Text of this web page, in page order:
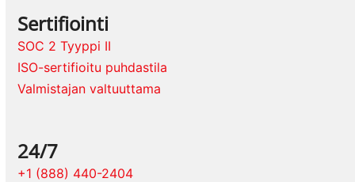
Sertifiointi
SOC 2 Tyyppi II
ISO-sertifioitu puhdastila
Valmistajan valtuuttama
24/7
+1 (888) 440-2404